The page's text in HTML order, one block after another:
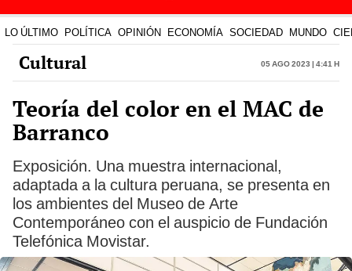
LO ÚLTIMO POLÍTICA OPINIÓN ECONOMÍA SOCIEDAD MUNDO
Cultural 05 Ago 2023 | 4:41 h
Teoría del color en el MAC de
Barranco
Exposición. Una muestra internacional,
adaptada a la cultura peruana, se presenta en
los ambientes del Museo de Arte
Contemporáneo con el auspicio de Fundación
Telefónica Movistar.